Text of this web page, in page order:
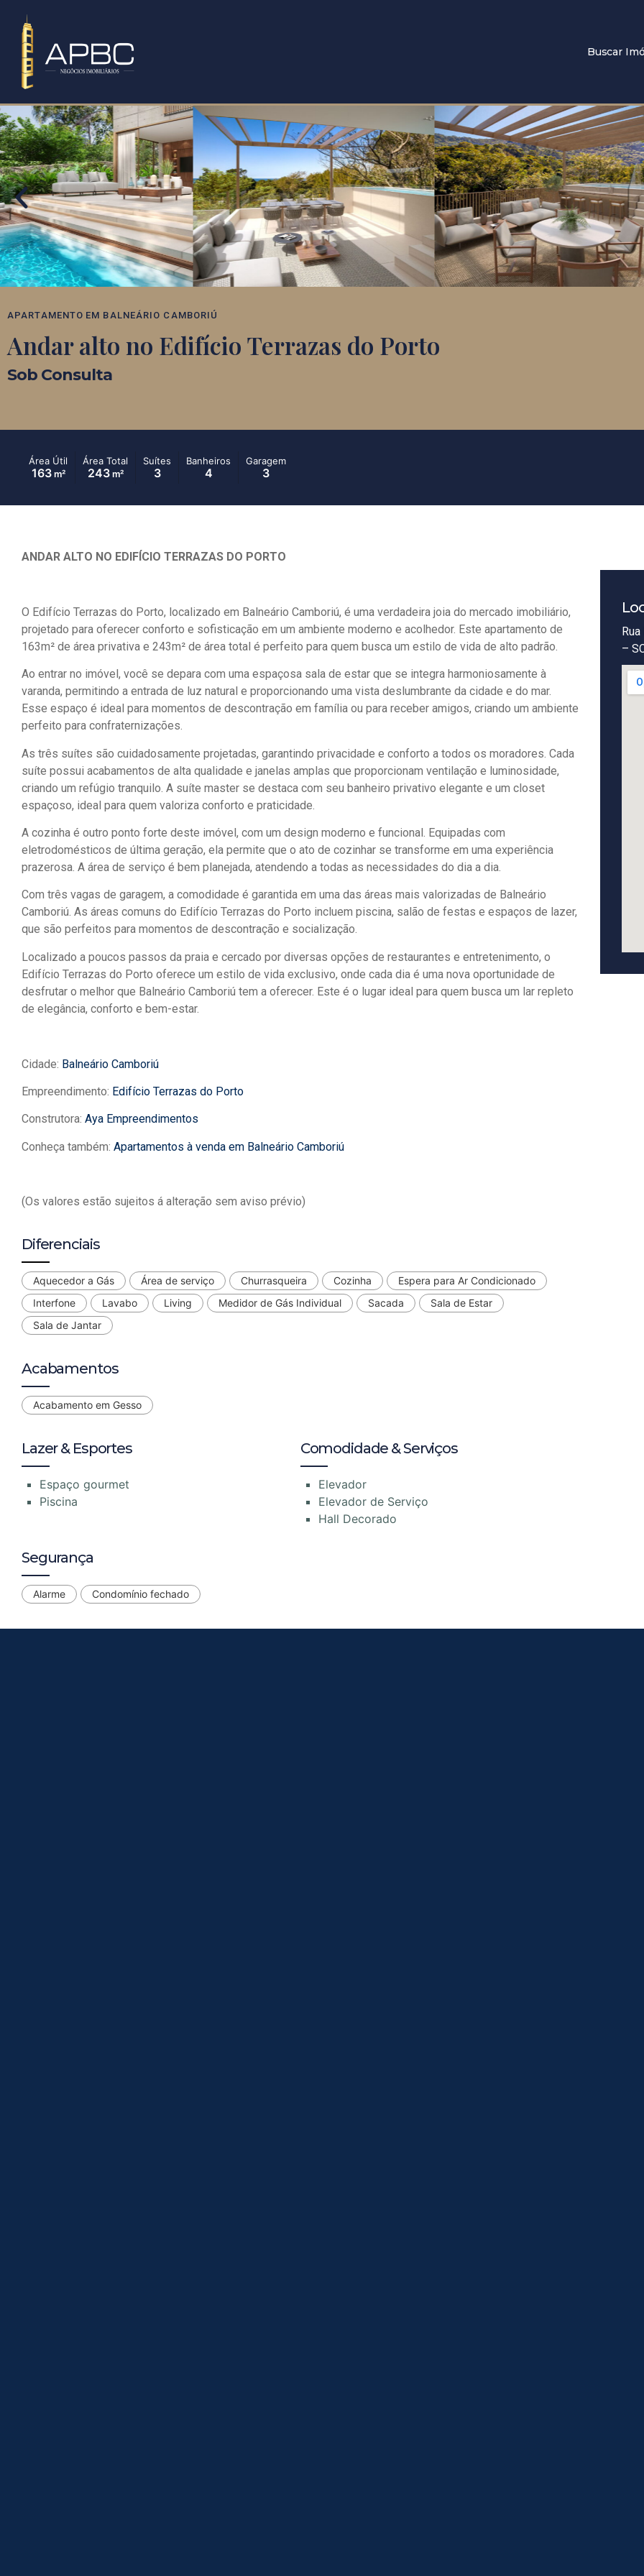
Buscar
APARTAMENTO EM BALNEÁRIO CAMBORIÚ
Andar alto no Edifício Terrazas do Porto
Sob Consulta
Área Útil
163m²
Área Total
243m²
Suítes
3
Banheiros
4
Garagem
3
ANDAR ALTO NO EDIFÍCIO TERRAZAS DO PORTO
O Edifício Terrazas do Porto, localizado em Balneário Camboriú, é uma verdadeira joia do mercado imobiliário,
projetado para oferecer conforto e sofisticação em um ambiente moderno e acolhedor. Este apartamento de
163m² de área privativa e 243m² de área total é perfeito para quem busca um estilo de vida de alto padrão.
Ao entrar no imóvel, você se depara com uma espaçosa sala de estar que se integra harmoniosamente à
varanda, permitindo a entrada de luz natural e proporcionando uma vista deslumbrante da cidade e do mar.
Esse espaço é ideal para momentos de descontração em família ou para receber amigos, criando um ambiente
perfeito para confraternizações.
As três suítes são cuidadosamente projetadas, garantindo privacidade e conforto a todos os moradores. Cada
suíte possui acabamentos de alta qualidade e janelas amplas que proporcionam ventilação e luminosidade,
criando um refúgio tranquilo. A suíte master se destaca com seu banheiro privativo elegante e um closet
espaçoso, ideal para quem valoriza conforto e praticidade.
A cozinha é outro ponto forte deste imóvel, com um design moderno e funcional. Equipadas com
eletrodomésticos de última geração, ela permite que o ato de cozinhar se transforme em uma experiência
prazerosa. A área de serviço é bem planejada, atendendo a todas as necessidades do dia a dia.
Com três vagas de garagem, a comodidade é garantida em uma das áreas mais valorizadas de Balneário
Camboriú. As áreas comuns do Edifício Terrazas do Porto incluem piscina, salão de festas e espaços de lazer,
que são perfeitos para momentos de descontração e socialização.
Localizado a poucos passos da praia e cercado por diversas opções de restaurantes e entretenimento, o
Edifício Terrazas do Porto oferece um estilo de vida exclusivo, onde cada dia é uma nova oportunidade de
desfrutar o melhor que Balneário Camboriú tem a oferecer. Este é o lugar ideal para quem busca um lar repleto
de elegância, conforto e bem-estar.
Cidade: Balneário Camboriú
Empreendimento: Edifício Terrazas do Porto
Construtora: Aya Empreendimentos
Conheça também: Apartamentos à venda em Balneário Camboriú
(Os valores estão sujeitos á alteração sem aviso prévio)
Diferenciais
Aquecedor a Gás Área de serviço Churrasqueira Cozinha
Espera para Ar Condicionado
Interfone
Lavabo Living Medidor de Gás Individual Sacada
Sala de Estar
Sala de Jantar
Acabamentos
Acabamento em Gesso
Lazer & Esportes
Espaço gourmet
Piscina
Comodidade & Serviços
Elevador
Elevador de Serviço
Hall Decorado
Segurança
Alarme Condomínio fechado
–